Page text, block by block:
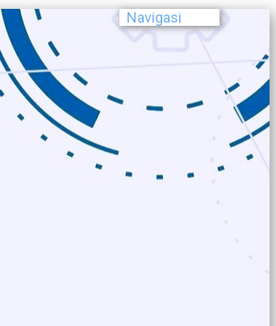
Navigasi